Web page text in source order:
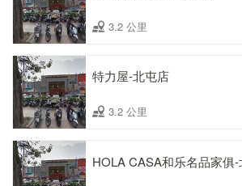
3.2 公里
特力屋-北屯店
3.2 公里
HOLA CASA和乐名品家俱